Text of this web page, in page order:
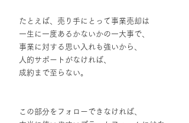
たとえば、売り手にとって事業売却は
一生に一度あるかないかの一大事で、
事業に対する思い入れも強いから、
人的サポートがなければ、
成約まで至らない。
この部分をフォローできなければ、